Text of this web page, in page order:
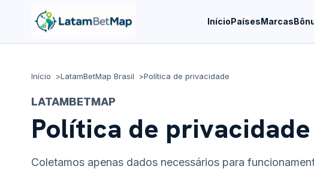
InícioPaísesMarcas
Início LatamBetMap Brasil Política de privacidade
LATAMBETMAP
Política de privacidade
Coletamos apenas dados necessários para